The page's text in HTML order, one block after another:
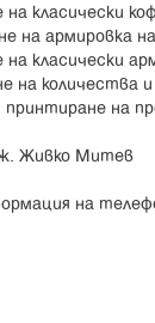
на класически
на армировка
нa класически
на количества​
принтиране на
Живко Митев
на